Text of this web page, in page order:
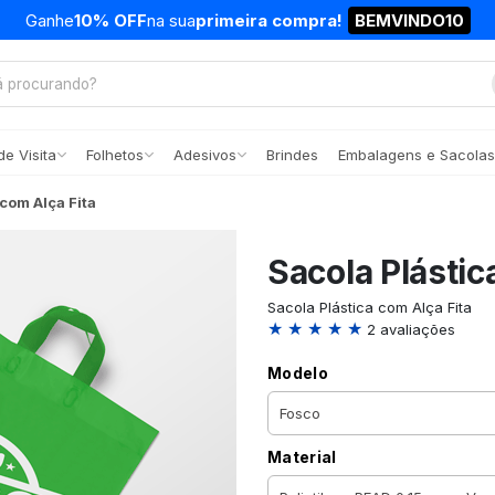
Ganhe10% OFFna suaprimeira compra! BEMVINDO10
Visita Folhetos Adesivos Brindes Embalagens e Sacolas
Alça Fita
Sacola
Sacola Plástica com Alça Fita
★ ★ ★ ★ ★ 2 avaliações
Modelo
Material